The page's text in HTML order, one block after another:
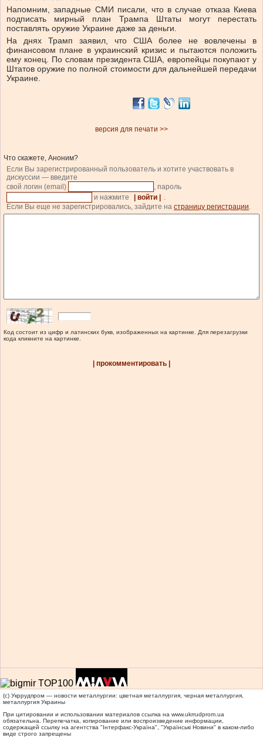
Напомним, западные СМИ писали, что в случае отказа Киева
подписать мирный план Трампа Штаты могут перестать
поставлять оружие Украине даже за деньги.
На днях Трамп заявил, что США более не вовлечены в
финансовом плане в украинский кризис и пытаются положить
ему конец. По словам президента США, европейцы покупают у
Штатов оружие по полной стоимости для дальнейшей передачи
Украине.
версия для печати >>
Что скажете, Аноним?
Если Вы зарегистрированный пользователь и хотите участвовать в
дискуссии — введите
свой логин (email)
, пароль
и нажмите
| войти |
.
Если Вы еще не зарегистрировались, зайдите на страницу регистрации.
Код состоит из цифр и латинских букв, изображенных на картинке. Для перезагрузки
кода кликните на картинке.
| прокомментировать |
(c) Укррудпром — новости металлургии: цветная металлургия, черная металлургия,
металлургия Украины
При цитировании и использовании материалов ссылка на www.ukrrudprom.ua
обязательна. Перепечатка, копирование или воспроизведение информации,
содержащей ссылку на агентства "Iнтерфакс-Україна", "Українськi Новини" в каком-либо
виде строго запрещены